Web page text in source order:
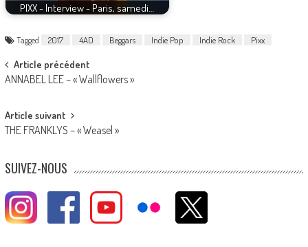
PIXX - Interview - Paris, samedi…
Tagged 2017 4AD Beggars Indie Pop Indie Rock Pixx
Post
navigation
Article précédent
ANNABEL LEE – « Wallflowers »
Article suivant
THE FRANKLYS – « Weasel »
SUIVEZ-NOUS